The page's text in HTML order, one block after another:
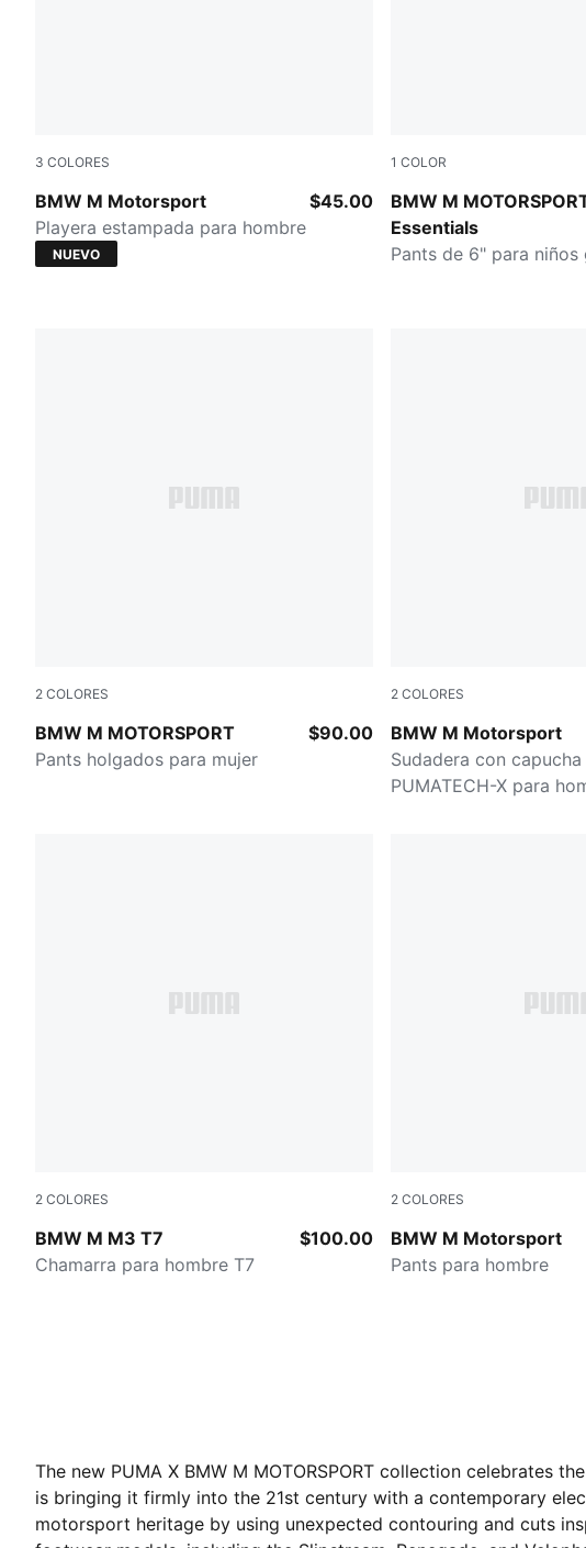
3 COLORES
BMW M Motorsport
PUMA BLACK
Playera estampada para hombre
$45.00
NUEVO
1 COLOR
BMW M
Essentials
PUMA BLACK
Pants de 6" para niños
2 COLORES
BMW M MOTORSPORT
SILVER MIST
Pants holgados para mujer
$90.00
2 COLORES
BMW M Motorsport
SILVER MIST
Sudadera con capucha
PUMATECH-X para
2 COLORES
BMW M M3 T7
PUMA BLACK
Chamarra para hombre T7
$100.00
2 COLORES
BMW M Motorsport
PUMA BLACK
Pants para hombre
The new PUMA X BMW M MOTORSPORT collection celebrates
is bringing it firmly into the 21st century with a contemporary
motorsport heritage by using unexpected contouring and cuts